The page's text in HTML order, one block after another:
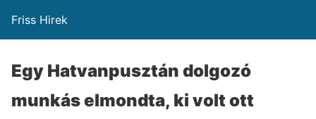
Friss Hirek
Egy Hatvanpusztán dolgozó
munkás elmondta, ki volt ott